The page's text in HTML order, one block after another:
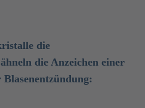
die
die Anzeichen einer